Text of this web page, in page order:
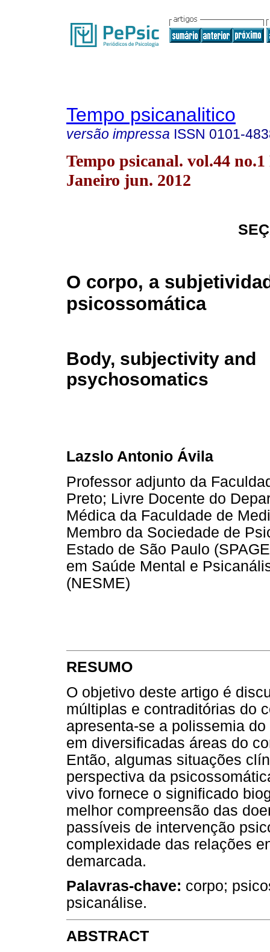
Tempo psicanalitico
versão impressa ISSN 0101-
Tempo psicanal. vol.44 no.1
Janeiro jun. 2012
O corpo, a
psicossomática
Body, subjectivity and
psychosomatics
Lazslo Antonio Ávila
Professor adjunto da
Preto; Livre Docente do
Médica da Faculdade de
Membro da Sociedade de
Estado de São Paulo
em Saúde Mental e
(NESME)
RESUMO
O objetivo deste artigo é
múltiplas e contraditórias do
apresenta-se a polissemia
em diversificadas áreas do
Então, algumas situações
perspectiva da
vivo fornece o significado
melhor compreensão das
passíveis de intervenção
complexidade das relações
demarcada.
Palavras-chave: corpo;
psicanálise.
ABSTRACT